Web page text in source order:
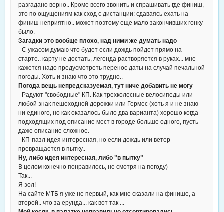
разгадано верно.. Кроме всего звонить и спрашивать где финиш,
это по ощущениям как сход с дистанции: сдаваясь ехать на
финиш неприятно.. может поэтому еще мало закончивших гонку
было.
Загадки это вообще плохо, над ними же думать надо
- С ужасом думаю что будет если дождь пойдет прямо на
старте.. карту не достать, легенда растворяется в руках... мне
кажется надо предусмотреть перенос даты на случай печальной
погоды. Хоть и знаю что это трудно..
Погода вещь непредсказуемая, тут ниче добавить не могу
- Радуют "свободные" КП. Как трехколесные велосипеды или
любой знак пешеходной дорожки или Гермес (хоть я и не знаю
ни единого, но как оказалось было два варианта) хорошо когда
подходящих под описание мест в городе больше одного, пусть
даже описание сложное.
- КП-пазл идея интересная, но если дождь или ветер
превращается в пытку..
Ну, либо идея интересная, либо "в пытку"
В целом конечно понравилось, не смотря на погоду)
Так...
Я зол!
На сайте МТБ я уже не первый, как мне сказали на финише, а
второй.. что за ерунда... как вот так ...